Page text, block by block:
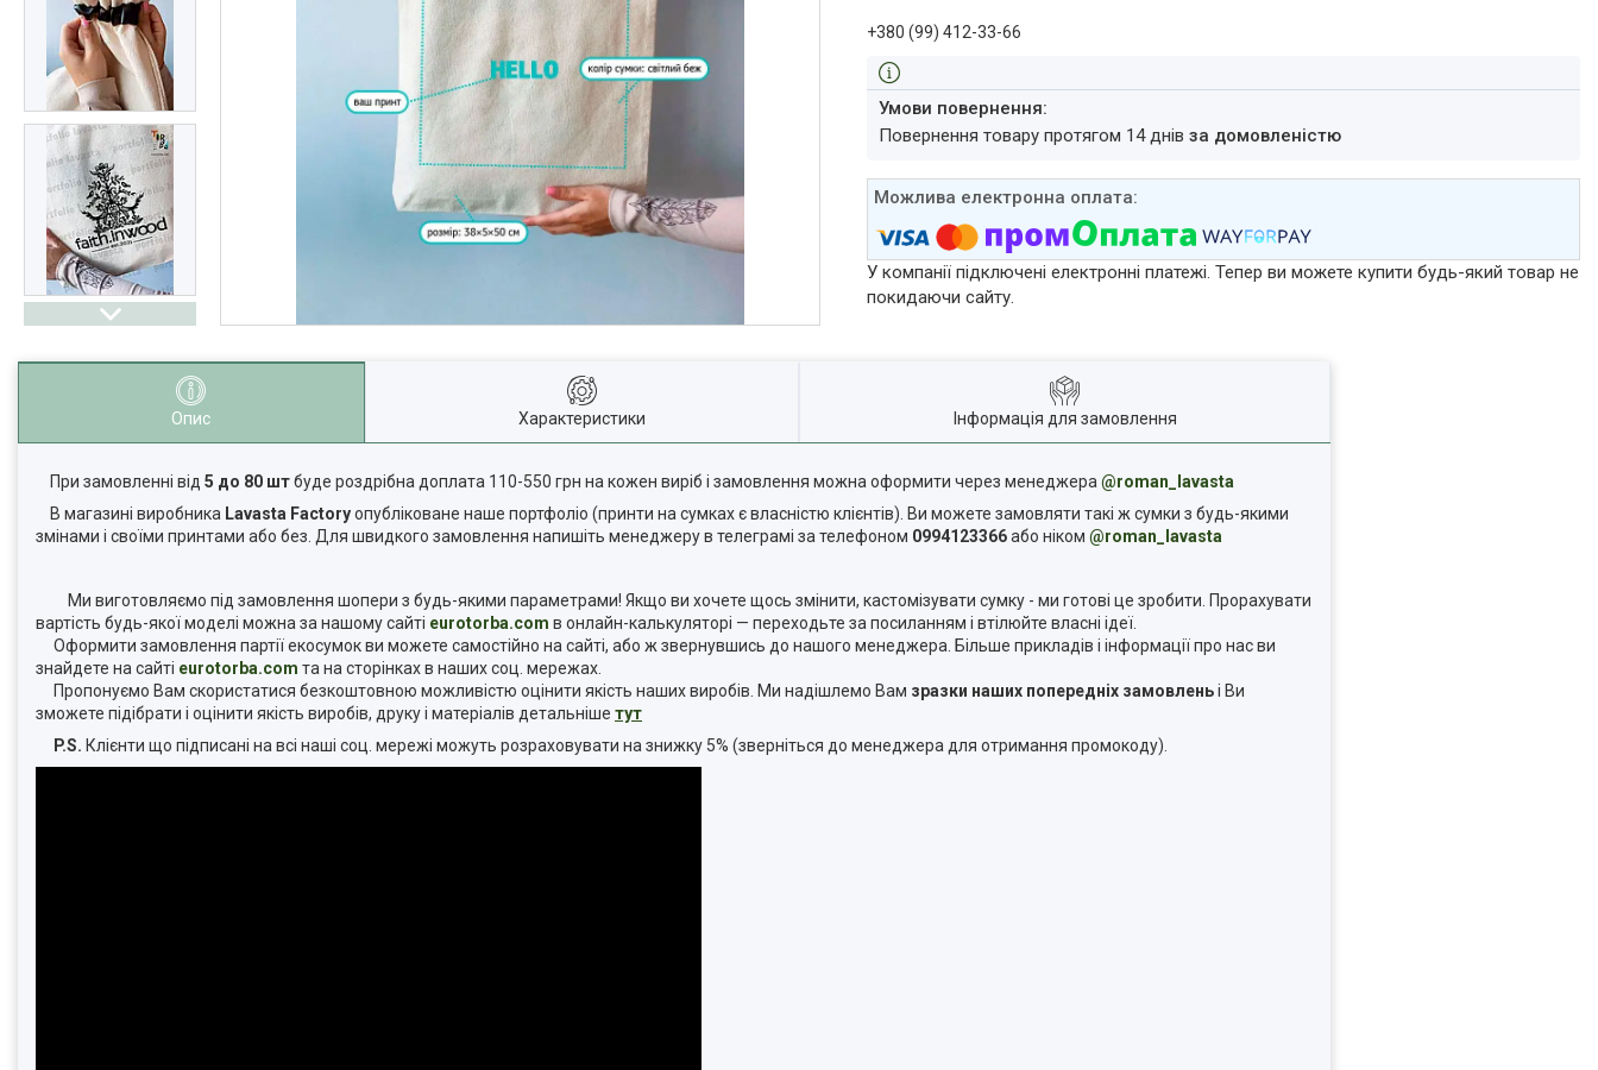
+380 (99) 412-33-66
повернення товару протягом 14 днівза домовленістю
У компанії підключені електронні платежі. Тепер ви можете купити будь-який товар не
покидаючи сайту.
Опис Характеристики Інформація для замовлення
При замовленні від 5 до 80 штбуде роздрібна доплата 110-550 грн на кожен виріб і замовлення можна оформити через менеджера @roman_lavasta
В магазині виробника Lavasta Factoryопубліковане наше портфоліо (принти на сумках є власністю клієнтів). Ви можете замовляти такі ж сумки з будь-якими
змінами і своїми принтами або без. Для швидкого замовлення напишіть менеджеру в телеграмі за телефоном 0994123366або ніком @roman_lavasta
Ми виготовляємо під замовлення шопери з будь-якими параметрами! Якщо ви хочете щось змінити, кастомізувати сумку - ми готові це зробити. Прорахувати
вартість будь-якої моделі можна за нашому сайті eurotorba.com в онлайн-калькуляторі — переходьте за посиланням і втілюйте власні ідеї.
Оформити замовлення партії екосумок ви можете самостійно на сайті, або ж звернувшись до нашого менеджера. Більше прикладів і інформації про нас ви
знайдете на сайті eurotorba.com та на сторінках в наших соц. мережах.
Пропонуємо Вам скористатися безкоштовною можливістю оцінити якість наших виробів. Ми надішлемо Вам зразки наших попередніх замовленьі Ви
зможете підібрати і оцінити якість виробів, друку і матеріалів детальніше тут
P.S. Клієнти що підписані на всі наші соц. мережі можуть розраховувати на знижку 5% (зверніться до менеджера для отримання промокоду).